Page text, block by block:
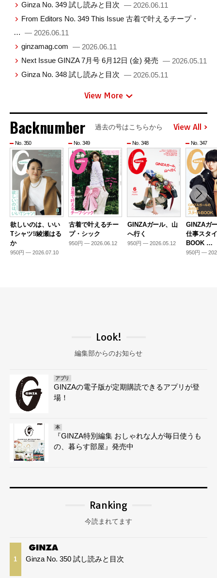
Ginza No. 349 試し読みと目次 — 2026.06.11
From Editors No. 349 This Issue 古着で叶えるチープ・
… — 2026.06.11
ginzamag.com — 2026.06.11
Next Issue GINZA 7月号 6月12日 (金) 発売 — 2026.05.11
Ginza No. 348 試し読みと目次 — 2026.05.11
View More
Backnumber 過去の号はこちらから View All
No. 350
欲しいのは、いい
Tシャツ!/綾瀬はる
か
950円 — 2026.07.10
No. 349
古着で叶えるチー
プ・シック
950円 — 2026.06.12
No. 348
GINZAガール、山
へ行く
950円 — 2026.05.12
No. 347
GINZAガ
仕事スタ
BOOK …
950円 —
Look!
編集部からのお知らせ
アプリ
GINZAの電子版が定期購読できるアプリが登
場！
本
『GINZA特別編集 おしゃれな人が毎日使うも
の、暮らす部屋』発売中
Ranking
今読まれてます
1 Ginza No. 350 試し読みと目次